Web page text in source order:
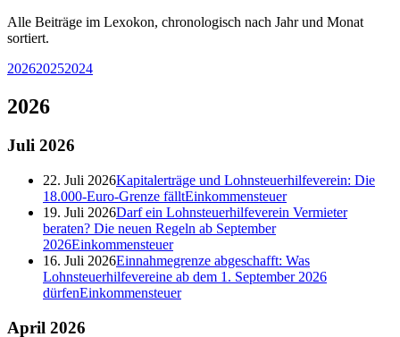
Alle Beiträge im Lexokon, chronologisch nach Jahr und Monat
sortiert.
202620252024
2026
Juli 2026
22. Juli 2026Kapitalerträge und Lohnsteuerhilfeverein: Die
18.000-Euro-Grenze fälltEinkommensteuer
19. Juli 2026Darf ein Lohnsteuerhilfeverein Vermieter
beraten? Die neuen Regeln ab September
2026Einkommensteuer
16. Juli 2026Einnahmegrenze abgeschafft: Was
Lohnsteuerhilfevereine ab dem 1. September 2026
dürfenEinkommensteuer
April 2026